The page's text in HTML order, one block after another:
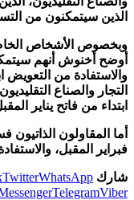
الذين سيتمكنون من
وبخصوص الأشخاص
أوضح أخنوش أنهم
والاستفادة من التعويض
التجار والصناع
ابتداء من فاتح يناير
أما المقاولون
فبراير المقبل،
شارك TwitterWhatsApp
TelegramViber